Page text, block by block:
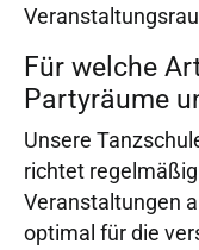
Für welche
Partyräume
Unsere
richtet
Veranstaltungen
optimal für die